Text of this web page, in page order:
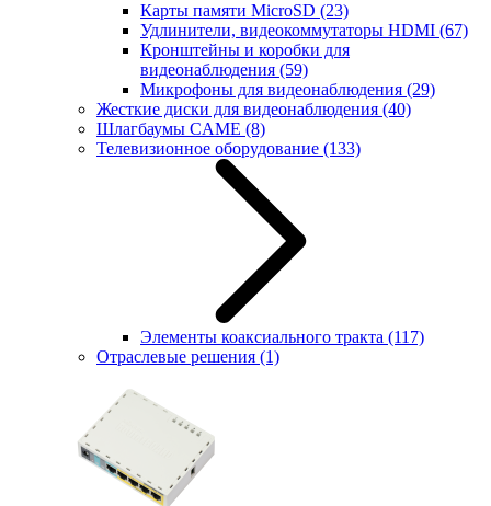
Карты памяти MicroSD (23)
Удлинители, видеокоммутаторы HDMI (67)
Кронштейны и коробки для
видеонаблюдения (59)
Микрофоны для видеонаблюдения (29)
Жесткие диски для видеонаблюдения (40)
Шлагбаумы CAME (8)
Телевизионное оборудование (133)
Элементы коаксиального тракта (117)
Отраслевые решения (1)